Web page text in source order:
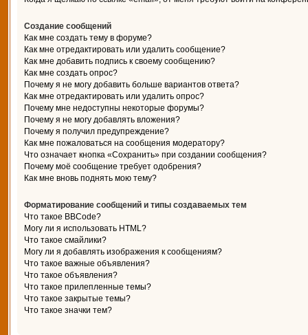
Создание сообщений
Как мне создать тему в форуме?
Как мне отредактировать или удалить сообщение?
Как мне добавить подпись к своему сообщению?
Как мне создать опрос?
Почему я не могу добавить больше вариантов ответа?
Как мне отредактировать или удалить опрос?
Почему мне недоступны некоторые форумы?
Почему я не могу добавлять вложения?
Почему я получил предупреждение?
Как мне пожаловаться на сообщения модератору?
Что означает кнопка «Сохранить» при создании сообщения?
Почему моё сообщение требует одобрения?
Как мне вновь поднять мою тему?
Форматирование сообщений и типы создаваемых тем
Что такое BBCode?
Могу ли я использовать HTML?
Что такое смайлики?
Могу ли я добавлять изображения к сообщениям?
Что такое важные объявления?
Что такое объявления?
Что такое прилепленные темы?
Что такое закрытые темы?
Что такое значки тем?